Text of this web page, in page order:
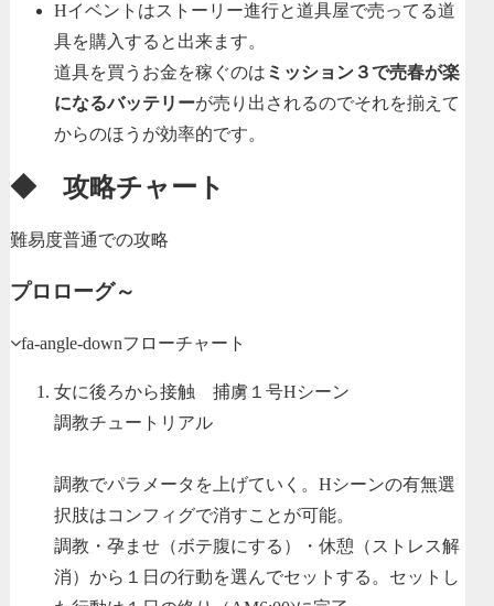
Hイベントはストーリー進行と道具屋で売ってる道
具を購入すると出来ます。
道具を買うお金を稼ぐのは ミッション３で売春が楽
になるバッテリーが売り出されるのでそれを揃えて
からのほうが効率的です。
◆ 攻略チャート
難易度普通での攻略
プロローグ～
fa-angle-downフローチャート
女に後ろから接触 捕虜１号Hシーン
調教チュートリアル
調教でパラメータを上げていく。Hシーンの有無選
択肢はコンフィグで消すことが可能。
調教・孕ませ（ボテ腹にする）・休憩（ストレス解
消）から１日の行動を選んでセットする。セットし